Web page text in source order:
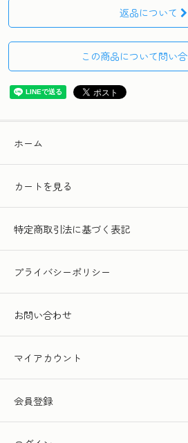
返品について
この商品について問い
ホーム
カートを見る
特定商取引法に基づく表記
プライバシーポリシー
お問い合わせ
マイアカウント
会員登録